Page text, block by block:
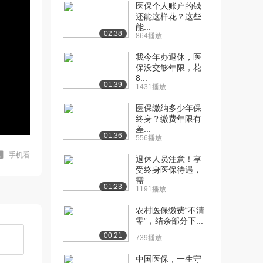
手机看
02:38
医保个人账户的钱
还能这样花？这些
能...
864播放
01:39
我今年办退休，医
保没交够年限，花
8...
1431播放
01:36
医保缴纳多少年保
终身？缴费年限有
差...
556播放
01:23
退休人员注意！享
受终身医保待遇，
需...
1191播放
00:21
农村医保缴费“不清
零”，结余部分下...
739播放
中国医保，一生守